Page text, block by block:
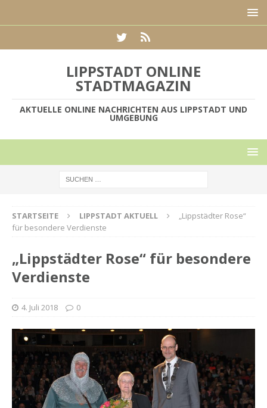
LIPPSTADT ONLINE
STADTMAGAZIN
AKTUELLE ONLINE NACHRICHTEN AUS LIPPSTADT UND
UMGEBUNG
STARTSEITE LIPPSTADT AKTUELL
„Lippstädter Rose“
für besondere Verdienste
„Lippstädter Rose“ für besondere
Verdienste
4. Juli 2018 0